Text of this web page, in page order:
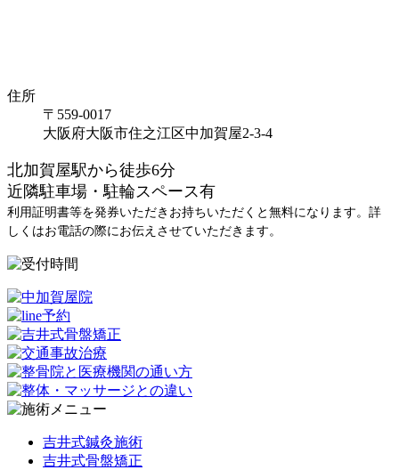
住所
〒559-0017
大阪府大阪市住之江区中加賀屋2-3-4
北加賀屋駅から徒歩6分
近隣駐車場・駐輪スペース有
利用証明書等を発券いただきお持ちいただくと無料になります。詳
しくはお電話の際にお伝えさせていただきます。
吉井式鍼灸施術
吉井式骨盤矯正